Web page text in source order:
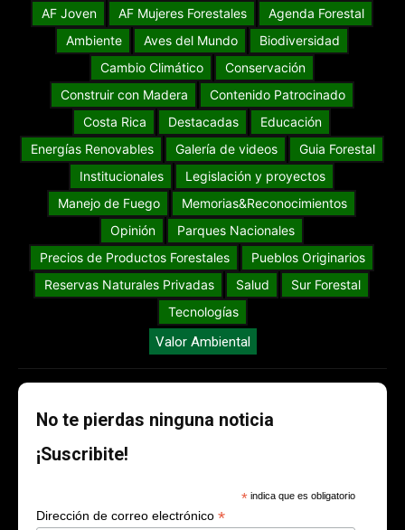
AF Joven AF Mujeres Forestales
Agenda Forestal
Ambiente
Aves del Mundo
Biodiversidad
Cambio Climático
Conservación
Construir con Madera
Contenido Patrocinado
Costa Rica
Destacadas
Educación
Energías Renovables
Galería de videos
Guia Forestal
Institucionales
Legislación y proyectos
Manejo de Fuego
Memorias&Reconocimientos
Opinión
Parques Nacionales
Precios de Productos Forestales
Pueblos Originarios
Reservas Naturales Privadas
Salud
Sur Forestal
Tecnologías
Valor Ambiental
No te pierdas ninguna noticia
¡Suscribite!
* indica que es obligatorio
Dirección de correo electrónico *